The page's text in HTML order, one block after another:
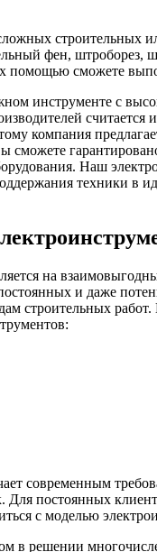
строительных
фен, штроборез,
помощью сможете
инструменте с
считается
компания
Наш
техники в
на
и даже
строительных
современным
постоянных
с моделью
решении